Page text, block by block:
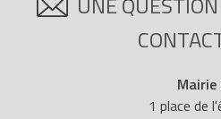
Mairie
1 place de